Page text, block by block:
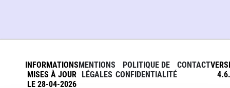
INFORMATIONS
MISES À JOUR
LE 28-04-2026
MENTIONS
LÉGALES
POLITIQUE DE
CONFIDENTIALITÉ
CONTACT